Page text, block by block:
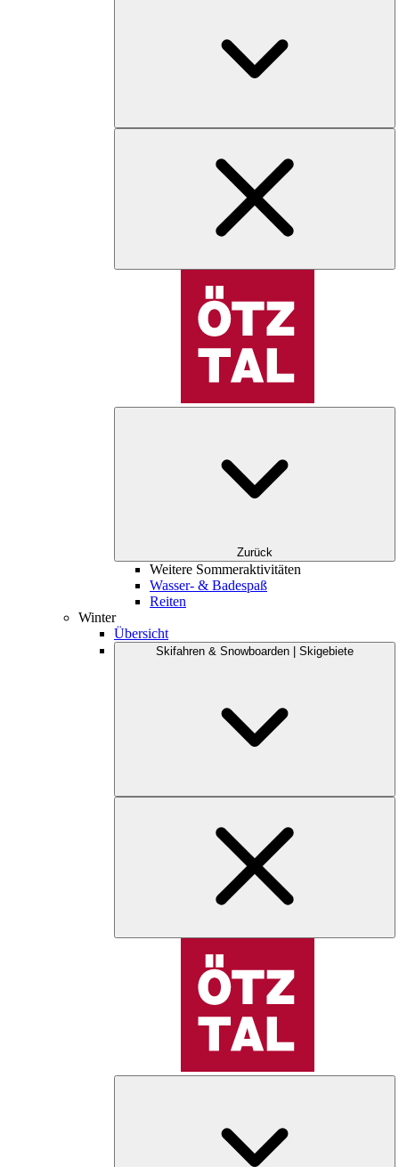
Zurück
Weitere Sommeraktivitäten
Wasser- & Badespaß
Reiten
Winter
Übersicht
Skifahren & Snowboarden | Skigebiete